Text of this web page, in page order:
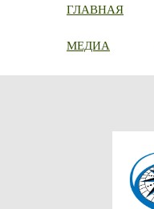
ГЛАВНАЯ
МЕДИА